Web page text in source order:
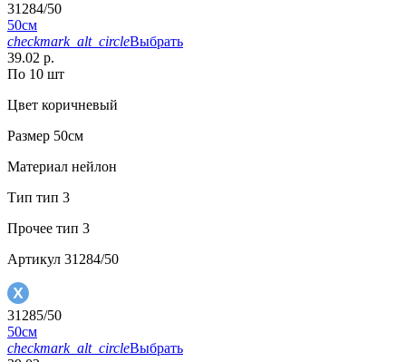
31284/50
50см
checkmark_alt_circleВыбрать
39.02 р.
По 10 шт
Цвет коричневый
Размер 50см
Материал нейлон
Тип тип 3
Прочее тип 3
Артикул 31284/50
31285/50
50см
checkmark_alt_circleВыбрать